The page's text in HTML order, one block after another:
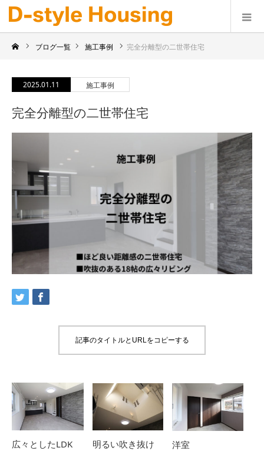
ブログ一覧 施工事例 完全分離型の二世帯住宅
2025.01.11 施工事例
完全分離型の二世帯住宅
記事のタイトルとURLをコピーする
広々としたLDK 明るい吹き抜け 洋室